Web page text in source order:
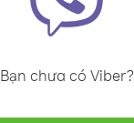
Bạn chưa có Viber?